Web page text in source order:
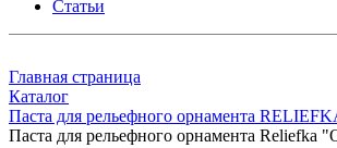
Статьи
Главная страница
Каталог
Паста для рельефного орнамента
Паста для рельефного орнамента Reliefka